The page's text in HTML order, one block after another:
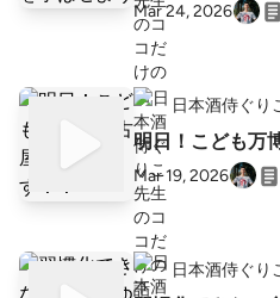
Mar 24, 2026
日本酒侍ぐり
明日！こども万
Mar 19, 2026
日本酒侍ぐり